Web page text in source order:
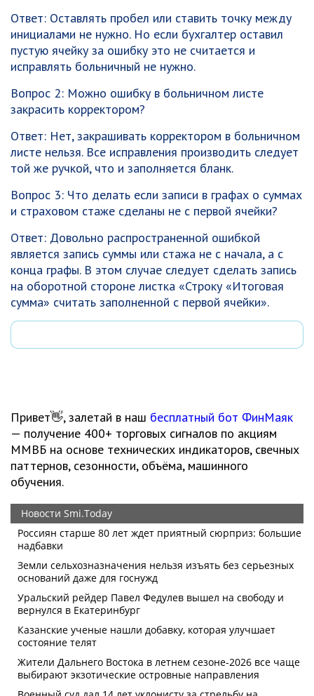
Ответ: Оставлять пробел или ставить точку между
инициалами не нужно. Но если бухгалтер оставил
пустую ячейку за ошибку это не считается и
исправлять больничный не нужно.
Вопрос 2: Можно ошибку в больничном листе
закрасить корректором?
Ответ: Нет, закрашивать корректором в больничном
листе нельзя. Все исправления производить следует
той же ручкой, что и заполняется бланк.
Вопрос 3: Что делать если записи в графах о суммах
и страховом стаже сделаны не с первой ячейки?
Ответ: Довольно распространенной ошибкой
является запись суммы или стажа не с начала, а с
конца графы. В этом случае следует сделать запись
на оборотной стороне листка «Строку «Итоговая
сумма» считать заполненной с первой ячейки».
Привет👋, залетай в наш бесплатный бот ФинМаяк
— получение 400+ торговых сигналов по акциям
ММВБ на основе технических индикаторов, свечных
паттернов, сезонности, объёма, машинного
обучения.